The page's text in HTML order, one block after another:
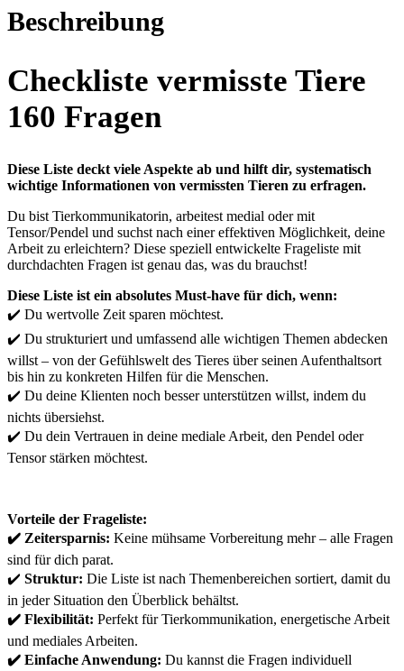
Beschreibung
Checkliste vermisste Tiere
160 Fragen
Diese Liste deckt viele Aspekte ab und hilft dir, systematisch
wichtige Informationen von vermissten Tieren zu erfragen.
Du bist Tierkommunikatorin, arbeitest medial oder mit
Tensor/Pendel und suchst nach einer effektiven Möglichkeit, deine
Arbeit zu erleichtern? Diese speziell entwickelte Frageliste mit
durchdachten Fragen ist genau das, was du brauchst!
Diese Liste ist ein absolutes Must-have für dich, wenn:
✔️ Du wertvolle Zeit sparen möchtest.
✔️ Du strukturiert und umfassend alle wichtigen Themen abdecken
willst – von der Gefühlswelt des Tieres über seinen Aufenthaltsort
bis hin zu konkreten Hilfen für die Menschen.
✔️ Du deine Klienten noch besser unterstützen willst, indem du
nichts übersiehst.
✔️ Du dein Vertrauen in deine mediale Arbeit, den Pendel oder
Tensor stärken möchtest.
Vorteile der Frageliste:
✔️ Zeitersparnis: Keine mühsame Vorbereitung mehr – alle Fragen
sind für dich parat.
✔️ Struktur: Die Liste ist nach Themenbereichen sortiert, damit du
in jeder Situation den Überblick behältst.
✔️ Flexibilität: Perfekt für Tierkommunikation, energetische Arbeit
und mediales Arbeiten.
✔️ Einfache Anwendung: Du kannst die Fragen individuell